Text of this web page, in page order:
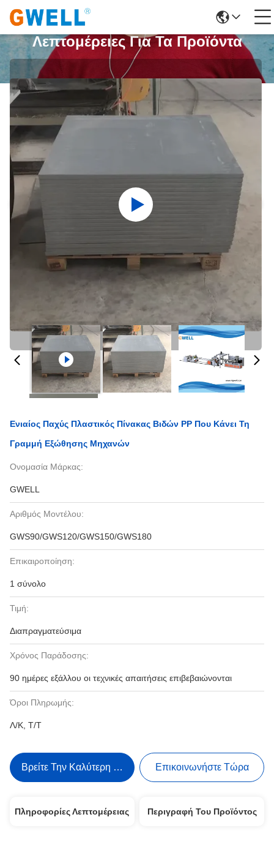
Λεπτομέρειες Για Τα Προϊόντα
Ενιαίος Παχύς Πλαστικός Πίνακας Βιδών PP Που Κάνει Τη
Γραμμή Εξώθησης Μηχανών
Ονομασία Μάρκας:
GWELL
Αριθμός Μοντέλου:
GWS90/GWS120/GWS150/GWS180
Επικαιροποίηση:
1 σύνολο
Τιμή:
Διαπραγματεύσιμα
Χρόνος Παράδοσης:
90 ημέρες εξάλλου οι τεχνικές απαιτήσεις επιβεβαιώνονται
Όροι Πληρωμής:
Λ/Κ, Τ/Τ
Βρείτε Την Καλύτερη Τιμή Επικοινωνήστε Τώρα
Πληροφορίες Λεπτομέρειας Περιγραφή Του Προϊόντος